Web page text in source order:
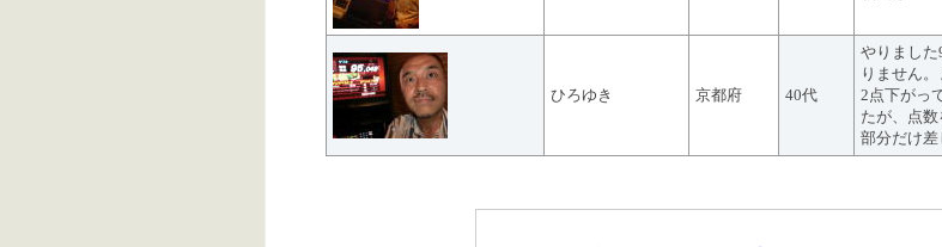
ひろゆき 京都府 40代
やりまし
りません
2点下がっ
たが、点
部分だけ差